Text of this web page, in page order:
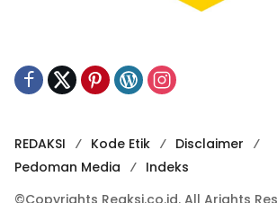
REDAKSI Kode Etik
Disclaimer
Pedoman Media
Indeks
©Copyrights Reaksi.co.id. All Arights